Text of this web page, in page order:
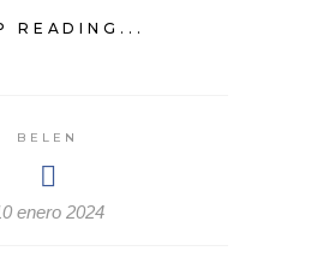
READING...
BELEN
enero 2024